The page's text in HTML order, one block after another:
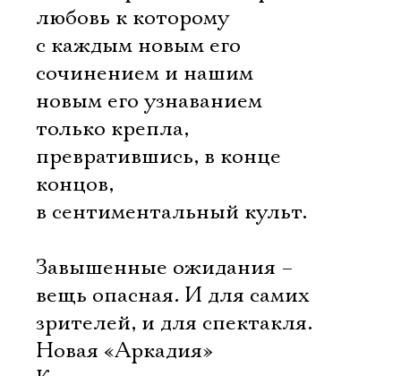
любовь к которому
с каждым новым его
сочинением и нашим
новым его узнаванием
только крепла,
превратившись, в конце
концов,
в сентиментальный культ.
Завышенные ожидания –
вещь опасная. И для самих
зрителей, и для спектакля.
Новая «Аркадия»